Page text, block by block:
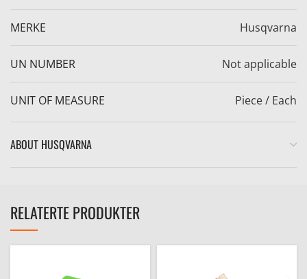
MERKE Husqvarna
UN NUMBER Not applicable
UNIT OF MEASURE Piece / Each
ABOUT HUSQVARNA
RELATERTE PRODUKTER